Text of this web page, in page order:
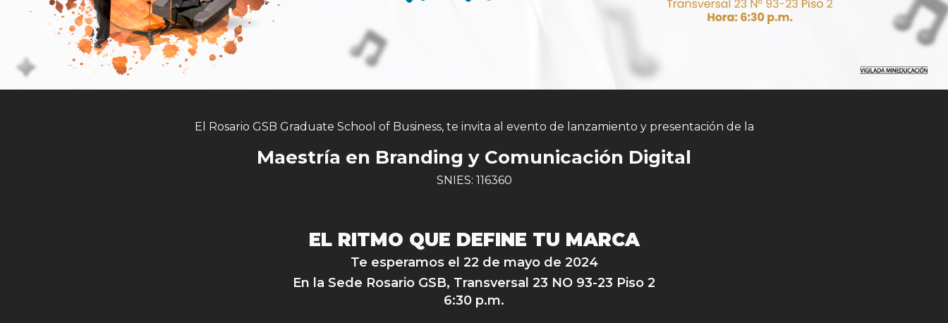
El Rosario GSB Graduate School of Business, te invita al evento de lanzamiento y presentación de la
Maestría en Branding y Comunicación Digital
SNIES: 116360
EL RITMO QUE DEFINE TU MARCA
Te esperamos el 22 de mayo de 2024
En la Sede Rosario GSB, Transversal 23 NO 93-23 Piso 2
6:30 p.m.